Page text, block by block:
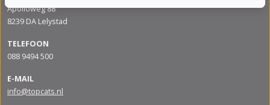
Apolloweg 88
8239 DA Lelystad
TELEFOON
088 9494 500
E-MAIL
info@topcats.nl